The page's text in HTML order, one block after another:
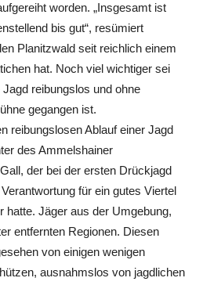
worden. „Insgesamt ist
bis gut“, resümiert
Planitzwald seit reichlich einem
hat. Noch viel wichtiger sei
reibungslos und ohne
gegangen ist.
reibungslosen Ablauf einer Jagd
des Ammelshainer
der bei der ersten Drückjagd
für ein gutes Viertel
hatte. Jäger aus der Umgebung,
entfernten Regionen. Diesen
von einigen wenigen
ausnahmslos von jagdlichen